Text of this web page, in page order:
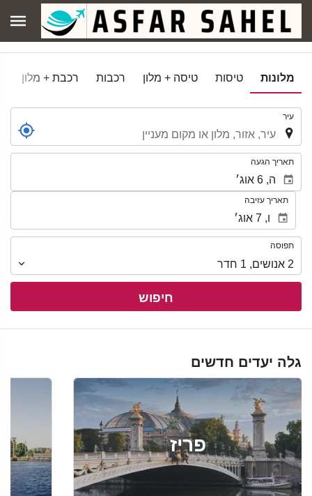
מלונות טיסות טיסה + מלון רכבות רכבת + מלון
עיר
תאריך הגעה
תאריך עזיבה
תפוסה
תפוסה
2 אנושים 1 חדר
חיפוש
גלה יעדים חדשים
פריז